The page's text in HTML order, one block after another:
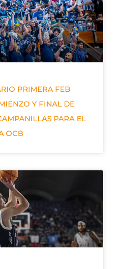
PRIMERA FEB
Y FINAL DE
PARA EL
OCB